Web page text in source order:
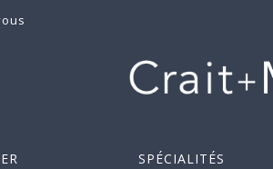
SPÉCIALITÉS